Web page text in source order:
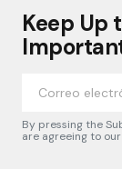
Keep Up
By pressing the
are agreeing to our